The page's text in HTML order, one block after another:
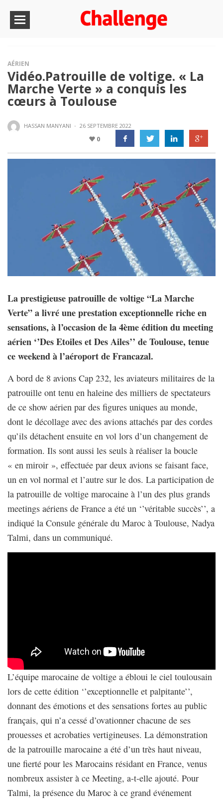
AÉRIEN
Vidéo.Patrouille de voltige. « La
Marche Verte » a conquis les
cœurs à Toulouse
HASSAN MANYANI · 26 SEPTEMBRE 2022
0
La prestigieuse patrouille de voltige “La Marche
Verte” a livré une prestation exceptionnelle riche en
sensations, à l’occasion de la 4ème édition du meeting
aérien ‘’Des Etoiles et Des Ailes’’ de Toulouse, tenue
ce weekend à l’aéroport de Francazal.
A bord de 8 avions Cap 232, les aviateurs militaires de la
patrouille ont tenu en haleine des milliers de spectateurs
de ce show aérien par des figures uniques au monde,
dont le décollage avec des avions attachés par des cordes
qu’ils détachent ensuite en vol lors d’un changement de
formation. Ils sont aussi les seuls à réaliser la boucle
« en miroir », effectuée par deux avions se faisant face,
un en vol normal et l’autre sur le dos. La participation de
la patrouille de voltige marocaine à l’un des plus grands
meetings aériens de France a été un ‘’véritable succès’’, a
indiqué la Consule générale du Maroc à Toulouse, Nadya
Talmi, dans un communiqué.
L’équipe marocaine de voltige a ébloui le ciel toulousain
lors de cette édition ‘’exceptionnelle et palpitante’’,
donnant des émotions et des sensations fortes au public
français, qui n’a cessé d’ovationner chacune de ses
prouesses et acrobaties vertigineuses. La démonstration
de la patrouille marocaine a été d’un très haut niveau,
une fierté pour les Marocains résidant en France, venus
nombreux assister à ce Meeting, a-t-elle ajouté. Pour
Talmi, la présence du Maroc à ce grand événement